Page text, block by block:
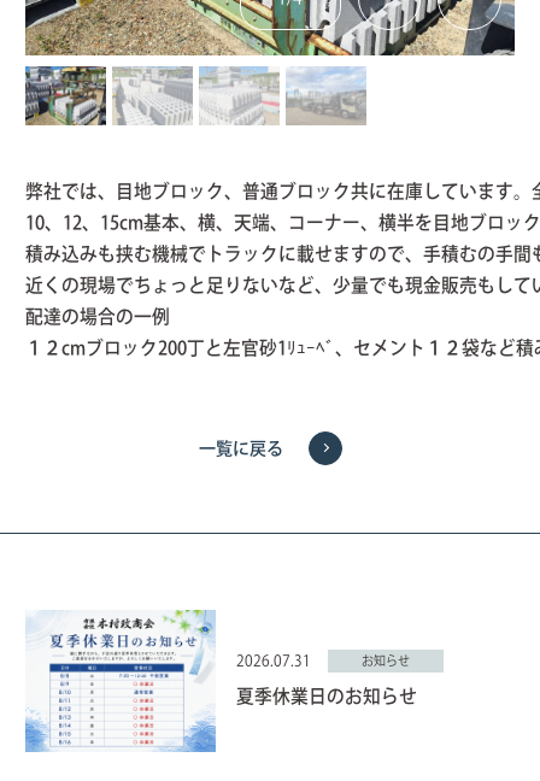
弊社では、目地ブロック、普通ブロック共に在庫しています
10、12、15cm基本、横、天端、コーナー、横半を目地ブロッ
積み込みも挟む機械でトラックに載せますので、手積むの手
近くの現場でちょっと足りないなど、少量でも現金販売もし
配達の場合の一例
１２cmブロック200丁と左官砂1ﾘｭｰﾍﾞ、セメント１２袋など
一覧に戻る
2026.07.31 お知らせ
夏季休業日のお知らせ